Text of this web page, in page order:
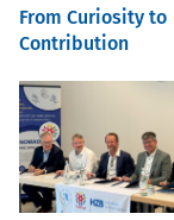
From Curiosity to
Contribution